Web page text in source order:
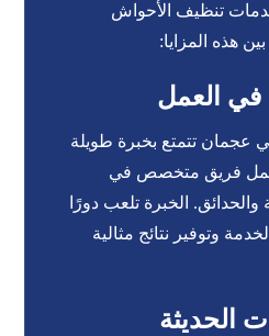
تنظيف الأحواش
هذه المزايا:
في العمل
تتمتع بخبرة طويلة
فريق متخصص في
الخبرة تلعب دورًا
وتوفير نتائج مثالية
الحديثة